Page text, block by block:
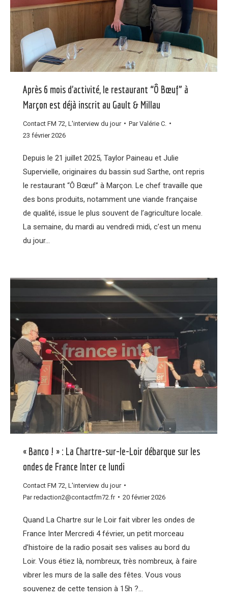
Après 6 mois d’activité, le restaurant “Ô Bœuf” à
Marçon est déjà inscrit au Gault & Millau
Contact FM 72 L'interview du jour ParValérie C.
23 février 2026
Depuis le 21 juillet 2025, Taylor Paineau et Julie
Supervielle, originaires du bassin sud Sarthe, ont repris
le restaurant “Ô Bœuf” à Marçon. Le chef travaille que
des bons produits, notamment une viande française
de qualité, issue le plus souvent de l’agriculture locale.
La semaine, du mardi au vendredi midi, c’est un menu
du jour…
« Banco ! » : La Chartre-sur-le-Loir débarque sur les
ondes de France Inter ce lundi
Contact FM 72 L'interview du jour
Parredaction2@contactfm72.fr 20 février 2026
Quand La Chartre sur le Loir fait vibrer les ondes de
France Inter Mercredi 4 février, un petit morceau
d’histoire de la radio posait ses valises au bord du
Loir. Vous étiez là, nombreux, très nombreux, à faire
vibrer les murs de la salle des fêtes. Vous vous
souvenez de cette tension à 15h ?…